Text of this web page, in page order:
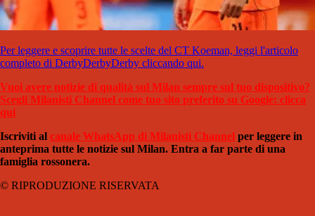
Per leggere e scoprire tutte le scelte del CT Koeman, leggi l'articolo
completo di DerbyDerbyDerby cliccando qui.
Vuoi avere notizie di qualità sul Milan sempre sul tuo dispositivo?
Scegli Milanisti Channel come tuo sito preferito su Google: clicca
qui
Iscriviti al canale WhatsApp di Milanisti Channel per leggere in
anteprima tutte le notizie sul Milan. Entra a far parte di una
famiglia rossonera.
© RIPRODUZIONE RISERVATA